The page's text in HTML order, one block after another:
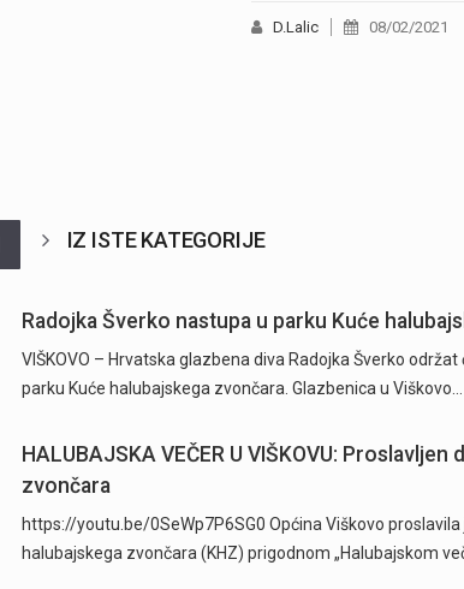
D.Lalic 08/02/2021
IZ ISTE KATEGORIJE
Radojka Šverko nastupa u parku Kuće
VIŠKOVO – Hrvatska glazbena diva Radojka Šverko
parku Kuće halubajskega zvončara. Glazbenica u Viškovo…
HALUBAJSKA VEČER U VIŠKOVU:
zvončara
https://youtu.be/0SeWp7P6SG0 Općina Viškovo
halubajskega zvončara (KHZ) prigodnom „Halubajskom